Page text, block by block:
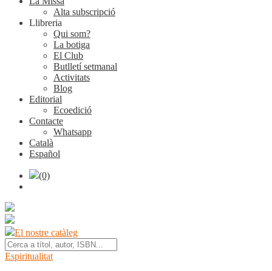
Alta subscripció
Llibreria
Qui som?
La botiga
El Club
Butlletí setmanal
Activitats
Blog
Editorial
Ecoedició
Contacte
Whatsapp
Català
Español
(0)
El nostre catàleg
Espiritualitat